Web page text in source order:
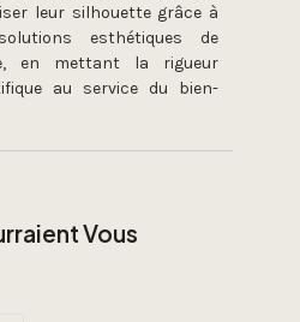
leur silhouette grâce à
esthétiques de
en mettant la rigueur
au service du bien-
Vous